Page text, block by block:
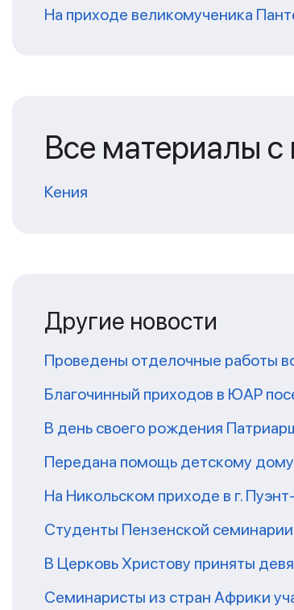
На приходе великомученика
Все материалы
Кения
Другие новости
Проведены отделочные работы
Благочинный приходов в ЮАР
В день своего рождения
Передана помощь детскому
На Никольском приходе в г.
Студенты Пензенской
В Церковь Христову приняты
Семинаристы из стран Африки